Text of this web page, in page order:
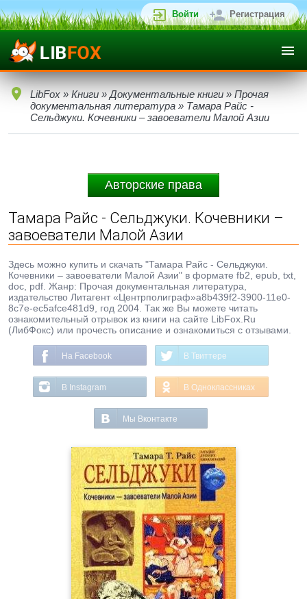
Войти Регистрация
LibFox » Книги » Документальные книги » Прочая
документальная литература » Тамара Райс -
Сельджуки. Кочевники – завоеватели Малой Азии
Авторские права
Тамара Райс - Сельджуки. Кочевники –
завоеватели Малой Азии
Здесь можно купить и скачать "Тамара Райс - Сельджуки.
Кочевники – завоеватели Малой Азии" в формате fb2, epub, txt,
doc, pdf. Жанр: Прочая документальная литература,
издательство Литагент «Центрполиграф»a8b439f2-3900-11e0-
8c7e-ec5afce481d9, год 2004. Так же Вы можете читать
ознакомительный отрывок из книги на сайте LibFox.Ru
(ЛибФокс) или прочесть описание и ознакомиться с отзывами.
На Facebook В Твиттере
В Instagram В Одноклассниках
Мы Вконтакте